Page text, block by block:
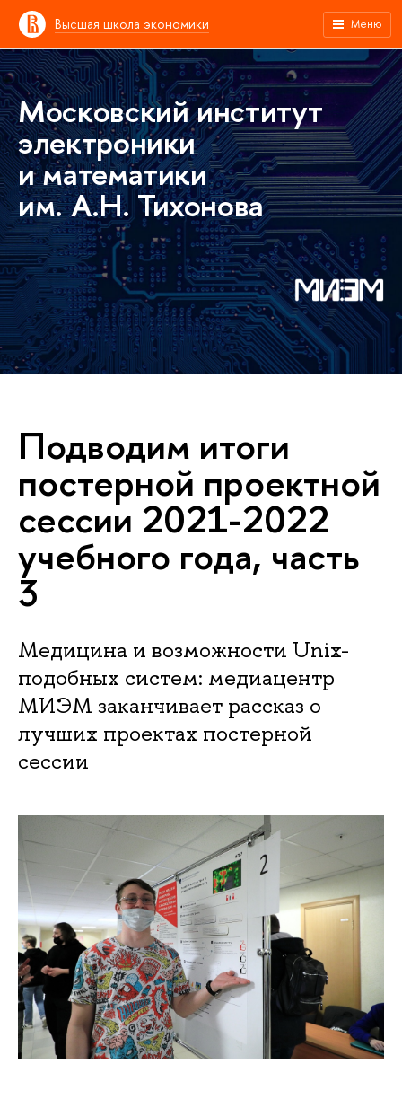
Высшая школа экономики Меню
Московский институт
электроники
и математики
им. А.Н. Тихонова
Подводим итоги
постерной проектной
сессии 2021-2022
учебного года, часть
3
Медицина и возможности Unix-
подобных систем: медиацентр
МИЭМ заканчивает рассказ о
лучших проектах постерной
сессии